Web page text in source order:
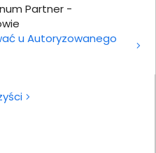
Partner -
u Autoryzowanego